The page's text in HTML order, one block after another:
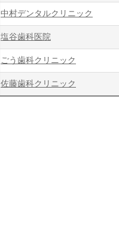
中村デンタルクリニック
塩谷歯科医院
ごう歯科クリニック
佐藤歯科クリニック